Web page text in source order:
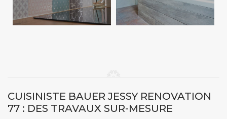
CUISINISTE BAUER JESSY RENOVATION
77 : DES TRAVAUX SUR-MESURE